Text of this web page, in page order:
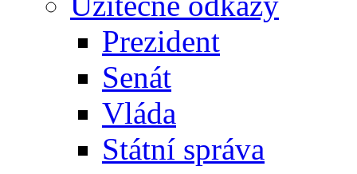
Prezident
Senát
Vláda
Státní správa